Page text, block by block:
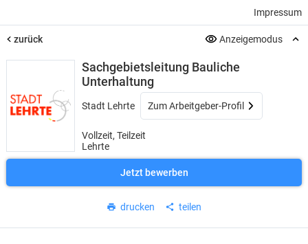
Impressum
zurück Anzeigemodus
Sachgebietsleitung Bauliche
Unterhaltung
Stadt Lehrte Zum Arbeitgeber-Profil
Vollzeit, Teilzeit
Lehrte
Jetzt bewerben
drucken teilen